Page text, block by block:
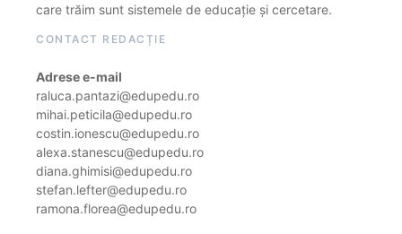
care trăim sunt sistemele de educație și cercetare.
CONTACT REDACȚIE
Adrese e-mail
raluca.pantazi@edupedu.ro
mihai.peticila@edupedu.ro
costin.ionescu@edupedu.ro
alexa.stanescu@edupedu.ro
diana.ghimisi@edupedu.ro
stefan.lefter@edupedu.ro
ramona.florea@edupedu.ro